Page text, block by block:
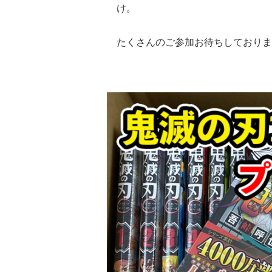
け。
たくさんのご参加お待ちしており